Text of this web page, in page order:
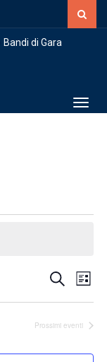
Bandi di Gara
Eventi
viste
Cerca
Lista
Prossimi eventi